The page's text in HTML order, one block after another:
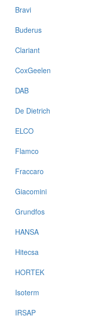
Bravi
Buderus
Clariant
CoxGeelen
DAB
De Dietrich
ELCO
Flamco
Fraccaro
Giacomini
Grundfos
HANSA
Hitecsa
HORTEK
Isoterm
IRSAP